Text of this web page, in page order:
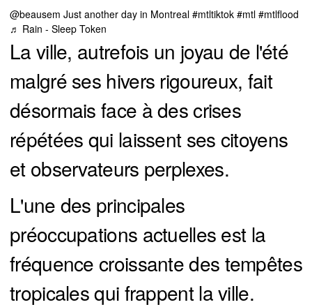
@beausem Just another day in Montreal #mtltiktok #mtl #mtlflood
♬ Rain - Sleep Token
La ville, autrefois un joyau de l'été
malgré ses hivers rigoureux, fait
désormais face à des crises
répétées qui laissent ses citoyens
et observateurs perplexes.
L'une des principales
préoccupations actuelles est la
fréquence croissante des tempêtes
tropicales qui frappent la ville.